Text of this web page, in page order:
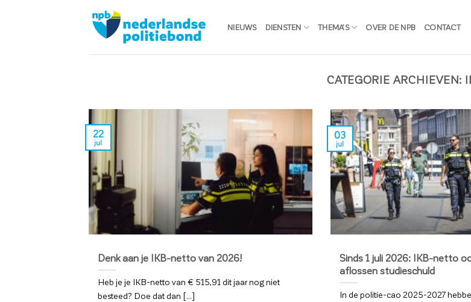
NIEUWS DIENSTEN THEMA’S OVER DE NPB CONTACT
CATEGORIE ARCHIEVEN:
Denk aan je IKB-netto van 2026!
Heb je je IKB-netto van € 515,91 dit jaar nog niet
besteed? Doe dat dan [...]
22
jul
Sinds 1 juli 2026: IKB-netto
aflossen studieschuld
In de politie-cao 2025-2027
03
jul